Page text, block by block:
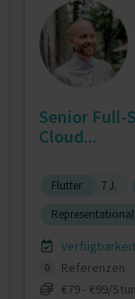
Senior Full-
Cloud...
Flutter 7 J.
Representational
0
Referenzen
€79 - €99/